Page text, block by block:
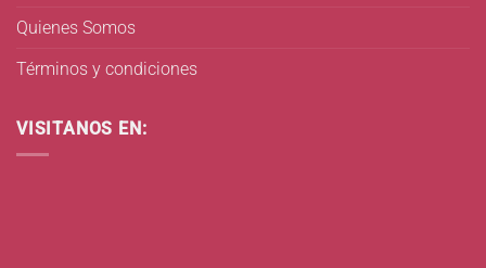
Quienes Somos
Términos y condiciones
VISITANOS EN: